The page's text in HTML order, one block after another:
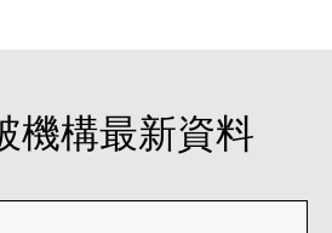
機構最新資料